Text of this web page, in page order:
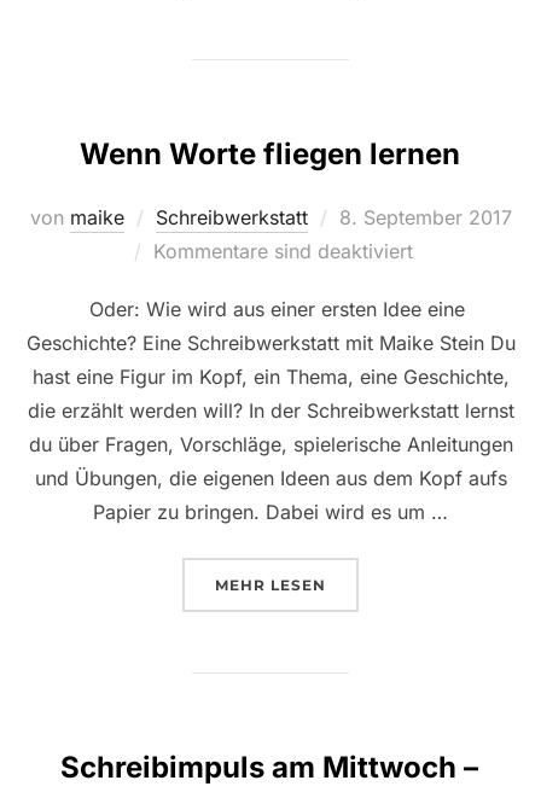
Wenn Worte fliegen lernen
von maike Schreibwerkstatt
Veröffentlicht
am
8. September 2017
Kommentare sind deaktiviert
Oder: Wie wird aus einer ersten Idee eine
Geschichte? Eine Schreibwerkstatt mit Maike Stein Du
hast eine Figur im Kopf, ein Thema, eine Geschichte,
die erzählt werden will? In der Schreibwerkstatt lernst
du über Fragen, Vorschläge, spielerische Anleitungen
und Übungen, die eigenen Ideen aus dem Kopf aufs
Papier zu bringen. Dabei wird es um …
MEHR ÜBER „WENN WORTE FLIEGEN
LESEN
Schreibimpuls am Mittwoch –